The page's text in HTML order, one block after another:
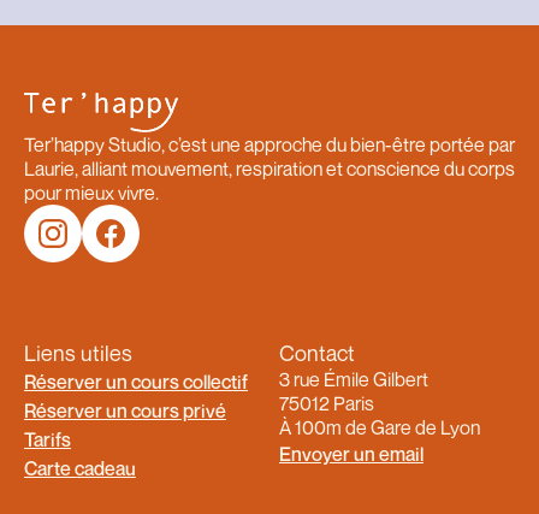
Ter’happy Studio, c’est une approche du bien-être portée par
Laurie, alliant mouvement, respiration et conscience du corps
pour mieux vivre.
Liens utiles
Réserver un cours collectif
Réserver un cours privé
Tarifs
Carte cadeau
Contact
3 rue Émile Gilbert
75012 Paris
À 100m de Gare de Lyon
Envoyer un email